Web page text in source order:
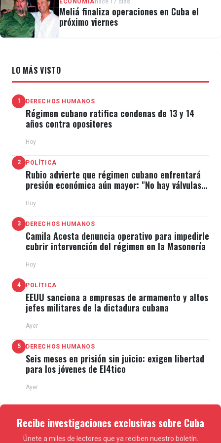
Meliá finaliza operaciones en Cuba el
próximo viernes
LO MÁS VISTO
1 DERECHOS HUMANOS
Régimen cubano ratifica condenas de 13 y 14
años contra opositores
Hoy
2 POLÍTICA
Rubio advierte que régimen cubano enfrentará
presión económica aún mayor: "No hay válvulas
Hoy
3 DERECHOS HUMANOS
Camila Acosta denuncia operativo para impedirle
cubrir intervención del régimen en la Masonería
Hoy
4 POLÍTICA
EEUU sanciona a empresas de armamento y altos
jefes militares de la dictadura cubana
Ayer
5 DERECHOS HUMANOS
Seis meses en prisión sin juicio: exigen libertad
para los jóvenes de El4tico
Ayer
Recibe investigaciones exclusivas sobre Cuba
Únete a miles de lectores que ya reciben nuestro boletín.